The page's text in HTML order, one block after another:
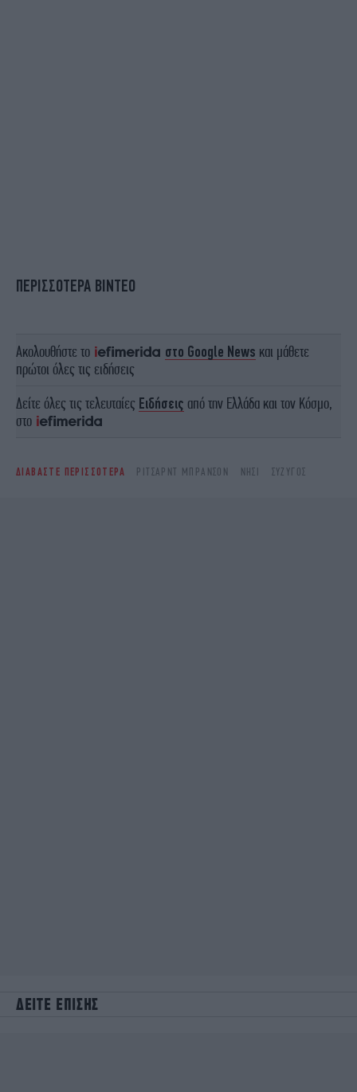
ΠΕΡΙΣΣΟΤΕΡΑ ΒΙΝΤΕΟ
Ακολουθήστε το στο Google News και μάθετε
πρώτοι όλες τις ειδήσεις
Δείτε όλες τις τελευταίες Ειδήσεις από την Ελλάδα και τον Κόσμο,
στο
ΔΙΑΒΑΣΤΕ ΠΕΡΙΣΣΟΤΕΡΑ ΡΊΤΣΑΡΝΤ ΜΠΡΆΝΣΟΝ ΝΗΣΊ ΣΎΖΥΓΟΣ
ΔΕΙΤΕ ΕΠΙΣΗΣ